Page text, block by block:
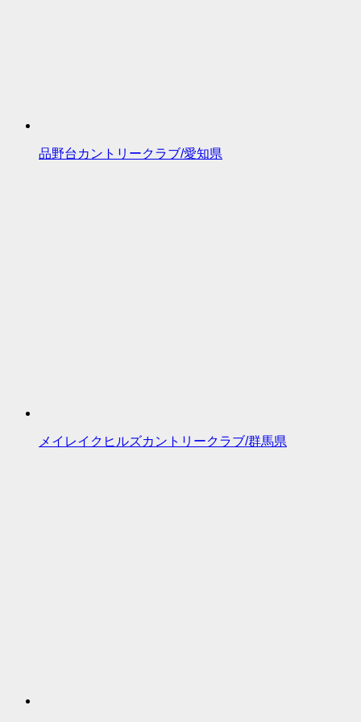
品野台カントリークラブ/愛知県
メイレイクヒルズカントリークラブ/群馬県